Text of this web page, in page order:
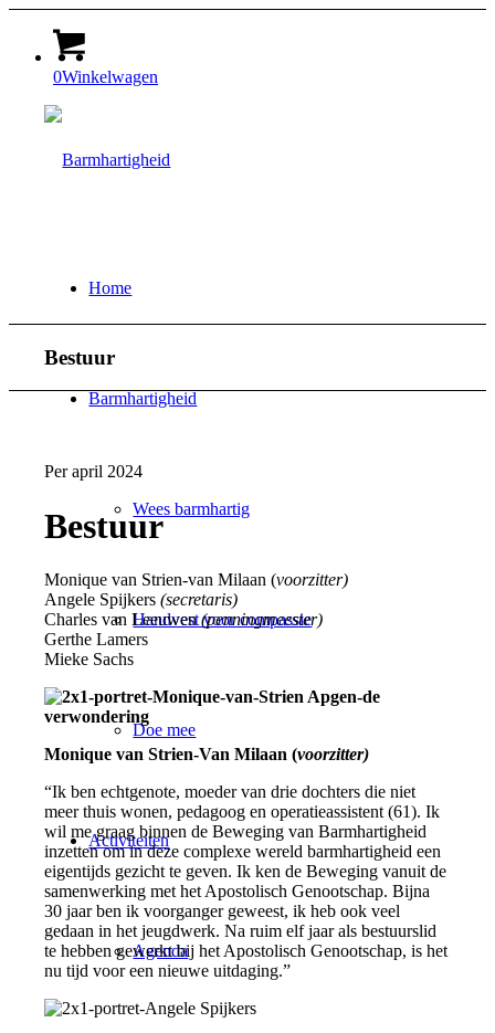
0Winkelwagen
Home
Barmhartigheid
Wees barmhartig
Handvest voor compassie
Doe mee
Activiteiten
Agenda
Bestuur
Per april 2024
Bestuur
Monique van Strien-van Milaan (voorzitter)
Angele Spijkers(secretaris)
Charles van Leeuwen(penningmeester)
Gerthe Lamers
Mieke Sachs
Monique van Strien-Van Milaan (voorzitter)
“Ik ben echtgenote, moeder van drie dochters die niet
meer thuis wonen, pedagoog en operatieassistent (61). Ik
wil me graag binnen de Beweging van Barmhartigheid
inzetten om in deze complexe wereld barmhartigheid een
eigentijds gezicht te geven. Ik ken de Beweging vanuit de
samenwerking met het Apostolisch Genootschap. Bijna
30 jaar ben ik voorganger geweest, ik heb ook veel
gedaan in het jeugdwerk. Na ruim elf jaar als bestuurslid
te hebben gewerkt bij het Apostolisch Genootschap, is het
nu tijd voor een nieuwe uitdaging.”